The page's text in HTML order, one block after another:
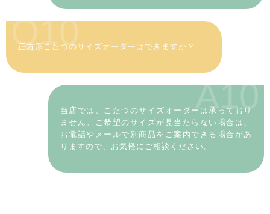
Q10
正方形こたつのサイズオーダーはできますか？
A10
当店では、こたつのサイズオーダーは承っており
ません。ご希望のサイズが見当たらない場合は、
お電話やメールで別商品をご案内できる場合があ
りますので、お気軽にご相談ください。